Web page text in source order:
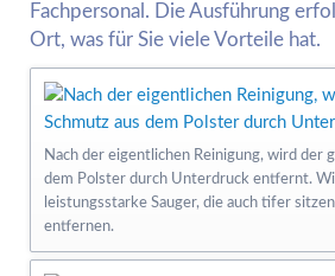
Fachpersonal. Die Ausführung
Ort, was für Sie viele Vorteile hat.
Nach der eigentlichen Reinigung, wird der
dem Polster durch Unterdruck entfernt.
leistungsstarke Sauger, die auch tifer
entfernen.